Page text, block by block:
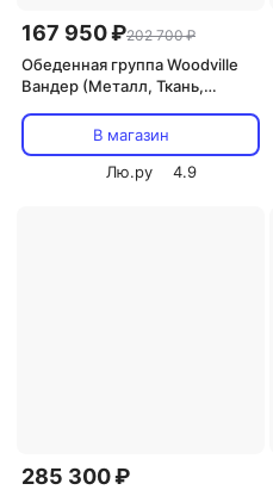
167 950 ₽202 700 ₽
Обеденная группа Woodville
Вандер (Металл, Ткань,
В магазин
Лю.ру
4.9
285 300 ₽